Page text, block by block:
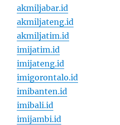
akmiljabar.id
akmiljateng.id
akmiljatim.id
imijatim.id
imijateng.id
imigorontalo.id
imibanten.id
imibali.id
imijambi.id